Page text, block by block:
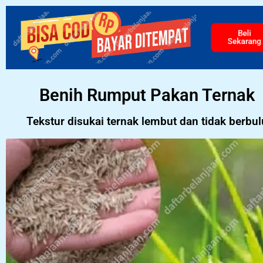
Beli
Sekarang
Benih Rumput Pakan Ternak
Tekstur disukai ternak lembut dan tidak